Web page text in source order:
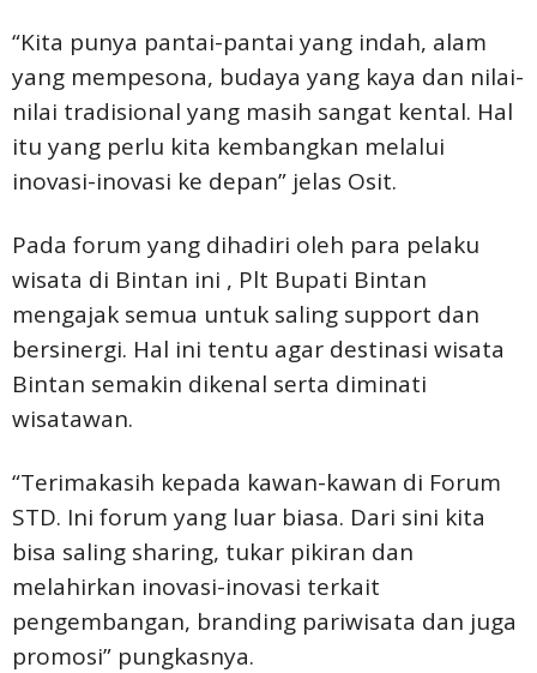
“Kita punya pantai-pantai yang indah, alam
yang mempesona, budaya yang kaya dan nilai-
nilai tradisional yang masih sangat kental. Hal
itu yang perlu kita kembangkan melalui
inovasi-inovasi ke depan” jelas Osit.
Pada forum yang dihadiri oleh para pelaku
wisata di Bintan ini , Plt Bupati Bintan
mengajak semua untuk saling support dan
bersinergi. Hal ini tentu agar destinasi wisata
Bintan semakin dikenal serta diminati
wisatawan.
“Terimakasih kepada kawan-kawan di Forum
STD. Ini forum yang luar biasa. Dari sini kita
bisa saling sharing, tukar pikiran dan
melahirkan inovasi-inovasi terkait
pengembangan, branding pariwisata dan juga
promosi” pungkasnya.